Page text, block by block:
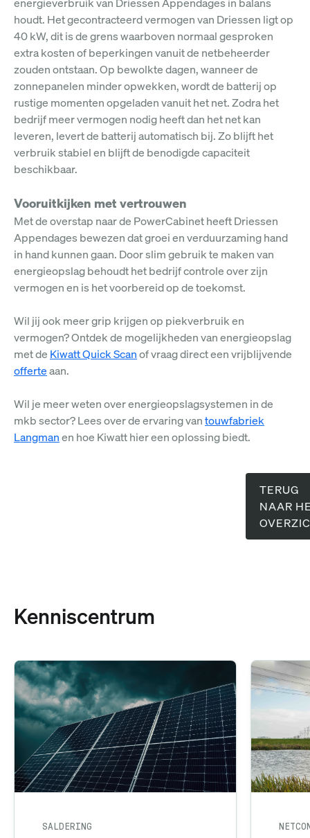
houdt. Het gecontracteerd vermogen van Driessen ligt op
40 kW, dit is de grens waarboven normaal gesproken
extra kosten of beperkingen vanuit de netbeheerder
zouden ontstaan. Op bewolkte dagen, wanneer de
zonnepanelen minder opwekken, wordt de batterij op
rustige momenten opgeladen vanuit het net. Zodra het
bedrijf meer vermogen nodig heeft dan het net kan
leveren, levert de batterij automatisch bij. Zo blijft het
verbruik stabiel en blijft de benodigde capaciteit
beschikbaar.
Vooruitkijken met vertrouwen
Met de overstap naar de PowerCabinet heeft Driessen
Appendages bewezen dat groei en verduurzaming hand
in hand kunnen gaan. Door slim gebruik te maken van
energieopslag behoudt het bedrijf controle over zijn
vermogen en is het voorbereid op de toekomst.
Wil jij ook meer grip krijgen op piekverbruik en
vermogen? Ontdek de mogelijkheden van energieopslag
met de Kiwatt Quick Scanof vraag direct een vrijblijvende
offerteaan.
Wil je meer weten over energieopslagsystemen in de
mkb sector? Lees over de ervaring vantouwfabriek
Langmanen hoe Kiwatt hier een oplossing biedt.
TERUG
NAAR
Kenniscentrum
SALDERING